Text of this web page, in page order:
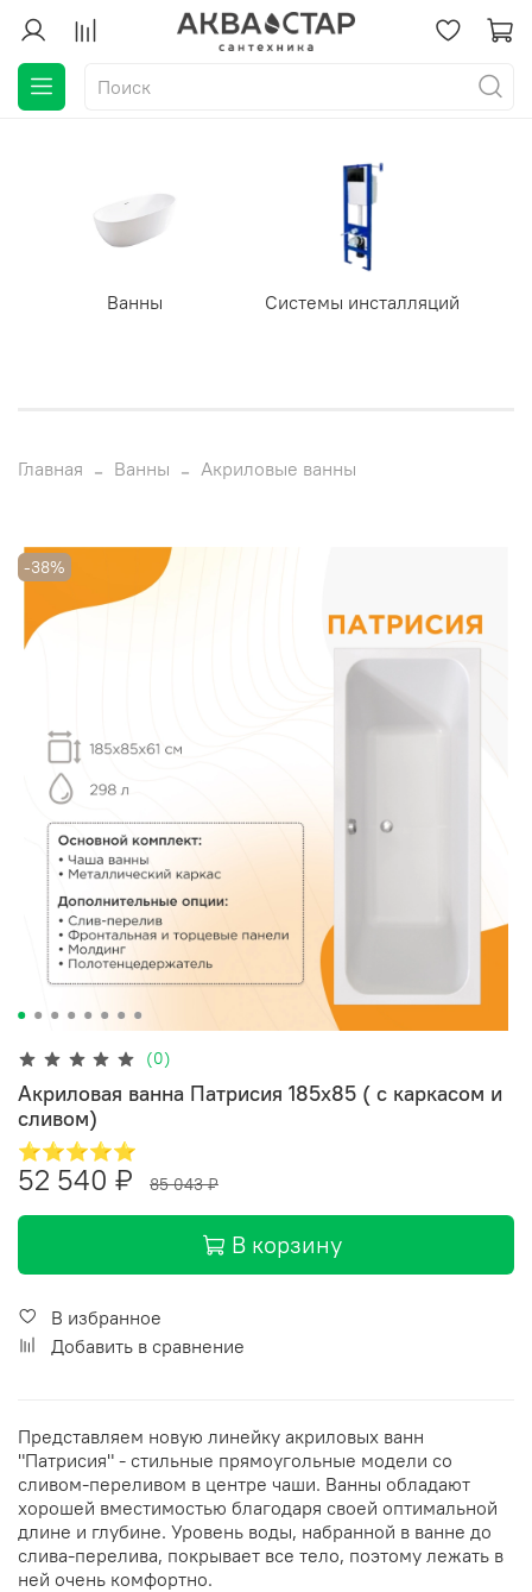
Ванны Системы инсталляций
Главная Ванны Акриловые ванны
-38%
(0)
Акриловая ванна Патрисия 185x85 ( с каркасом и
сливом)
⭐⭐⭐⭐⭐
52 540 ₽ 85 043 ₽
В корзину
В избранное
Добавить в сравнение
Представляем новую линейку акриловых ванн
"Патрисия" - стильные прямоугольные модели со
сливом-переливом в центре чаши. Ванны обладают
хорошей вместимостью благодаря своей оптимальной
длине и глубине. Уровень воды, набранной в ванне до
слива-перелива, покрывает все тело, поэтому лежать в
ней очень комфортно.